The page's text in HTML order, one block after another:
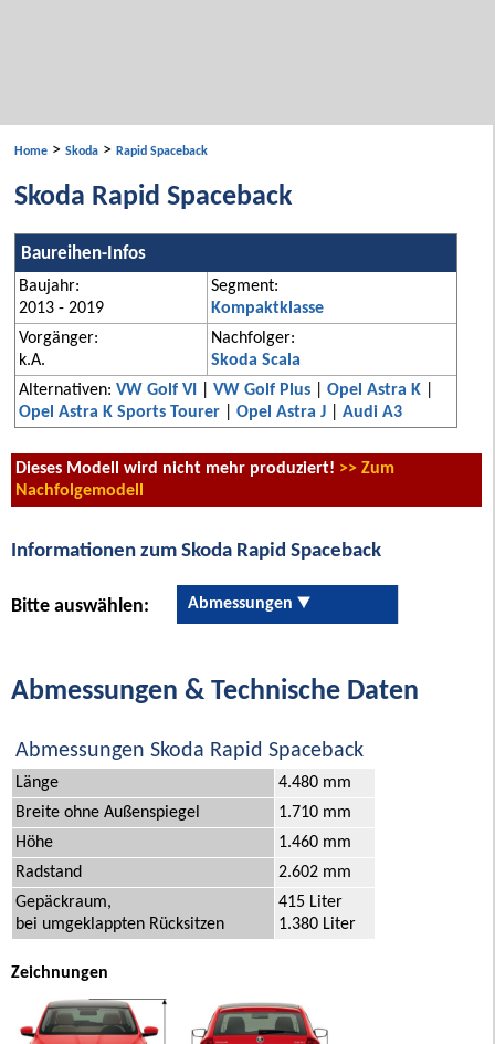
Home > Skoda > Rapid Spaceback
Skoda Rapid Spaceback
Baureihen-Infos
Baujahr:
2013 - 2019
Segment:
Kompaktklasse
Vorgänger:
k.A.
Nachfolger:
Skoda Scala
Alternativen: VW Golf VI VW Golf Plus Opel Astra K
Opel Astra K Sports Tourer
Opel Astra J Audi A3
Dieses Modell wird nicht mehr produziert! >> Zum
Nachfolgemodell
Informationen zum Skoda Rapid Spaceback
Bitte auswählen: Abmessungen
Abmessungen & Technische Daten
Abmessungen Skoda Rapid Spaceback
Länge
4.480 mm
Breite ohne Außenspiegel
1.710 mm
Höhe
1.460 mm
Radstand
2.602 mm
Gepäckraum,
bei umgeklappten Rücksitzen
415 Liter
1.380 Liter
Zeichnungen